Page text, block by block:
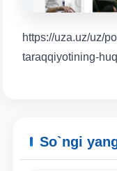
https://uza.uz/uz/
taraqqiyotining-
So`ngi
7. Call-center (4)